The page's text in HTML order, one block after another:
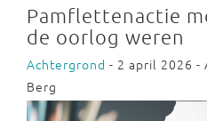
Pamflettenactie
de oorlog weren
Achtergrond - 2 april 2026 -
Berg